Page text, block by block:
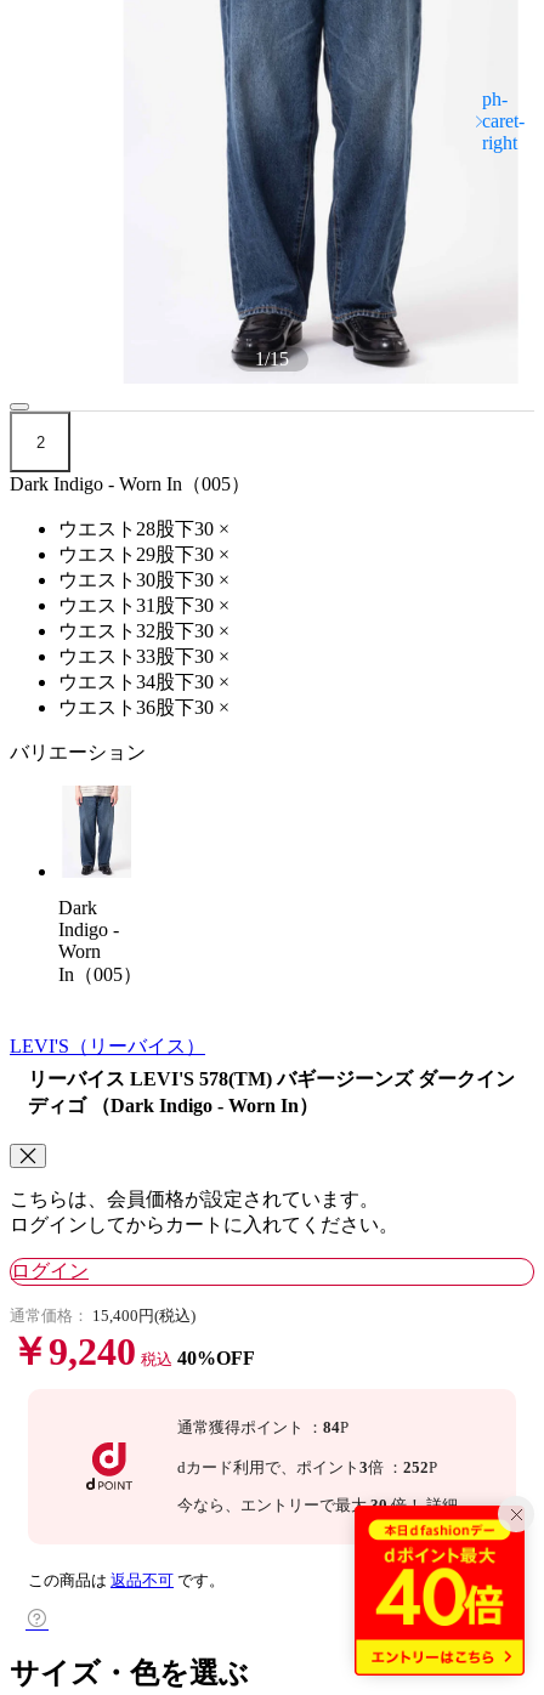
1/15
2
Dark Indigo - Worn In（005）
ウエスト28股下30 ×
ウエスト29股下30 ×
ウエスト30股下30 ×
ウエスト31股下30 ×
ウエスト32股下30 ×
ウエスト33股下30 ×
ウエスト34股下30 ×
ウエスト36股下30 ×
バリエーション
Dark
Indigo -
Worn
In（005）
LEVI'S （リーバイス）
リーバイス LEVI'S 578(TM) バギージーンズ ダークイン
ディゴ （Dark Indigo - Worn In）
こちらは、会員価格が設定されています。
ログインしてからカートに入れてください。
ログイン
通常価格： 15,400円(税込)
￥9,240 税込 40%OFF
通常獲得ポイント ：84P
dカード利用で、 ポイント3倍 ：252P
今なら 、エントリーで最大 30 倍！詳細
この商品は 返品不可 です。
サイズ・色を選ぶ